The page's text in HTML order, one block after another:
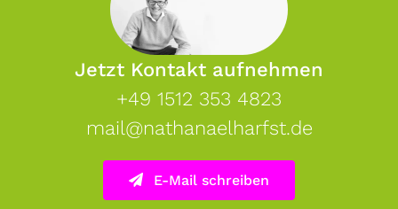
Jetzt Kontakt aufnehmen
+49 1512 353 4823
mail@nathanaelharfst.de
E-Mail schreiben